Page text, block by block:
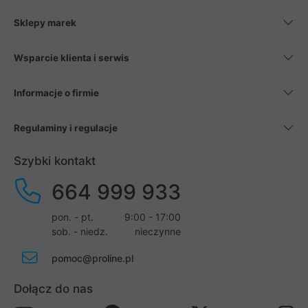
Sklepy marek
Wsparcie klienta i serwis
Informacje o firmie
Regulaminy i regulacje
Szybki kontakt
664 999 933
pon. - pt.
9:00 - 17:00
sob. - niedz.
nieczynne
pomoc@proline.pl
Dołącz do nas